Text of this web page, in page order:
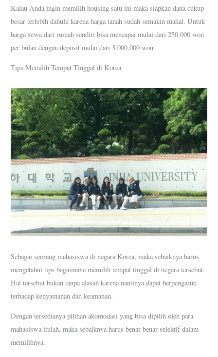
Kalau Anda ingin memilih housing satu ini maka siapkan dana cukup
besar terlebih dahulu karena harga tanah sudah semakin mahal. Untuk
harga sewa dari rumah sendiri bisa mencapai mulai dari 250.000 won
per bulan dengan deposit mulai dari 3.000.000 won.
Tips Memilih Tempat Tinggal di Korea
Sebagai seorang mahasiswa di negara Korea, maka sebaiknya harus
mengetahui tips bagaimana memilih tempat tinggal di negara tersebut.
Hal tersebut bukan tanpa alasan karena nantinya dapat berpengaruh
terhadap kenyamanan dan keamanan.
Dengan tersedianya pilihan akomodasi yang bisa dipilih oleh para
mahasiswa itulah, maka sebaiknya harus benar-benar selektif dalam
memilihnya.